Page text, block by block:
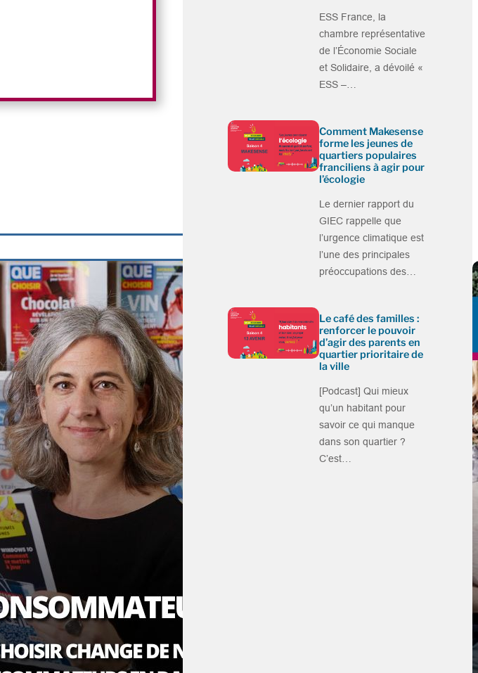
ESS France, la
chambre représentative
de l’Économie Sociale
et Solidaire, a dévoilé «
ESS –…
Comment Makesense
forme les jeunes de
quartiers populaires
franciliens à agir pour
l’écologie
Le dernier rapport du
GIEC rappelle que
l’urgence climatique est
l’une des principales
préoccupations des…
Le café des familles :
renforcer le pouvoir
d’agir des parents en
quartier prioritaire de
la ville
[Podcast] Qui mieux
qu’un habitant pour
savoir ce qui manque
dans son quartier ?
C’est…